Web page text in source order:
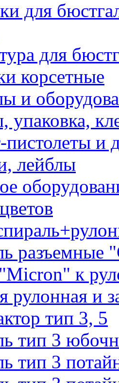
для
для
корсетные
и
упаковка,
пистолеты и
лейблы
разъемные
к
рулонная и
тип 3, 5
тип 3
тип 3